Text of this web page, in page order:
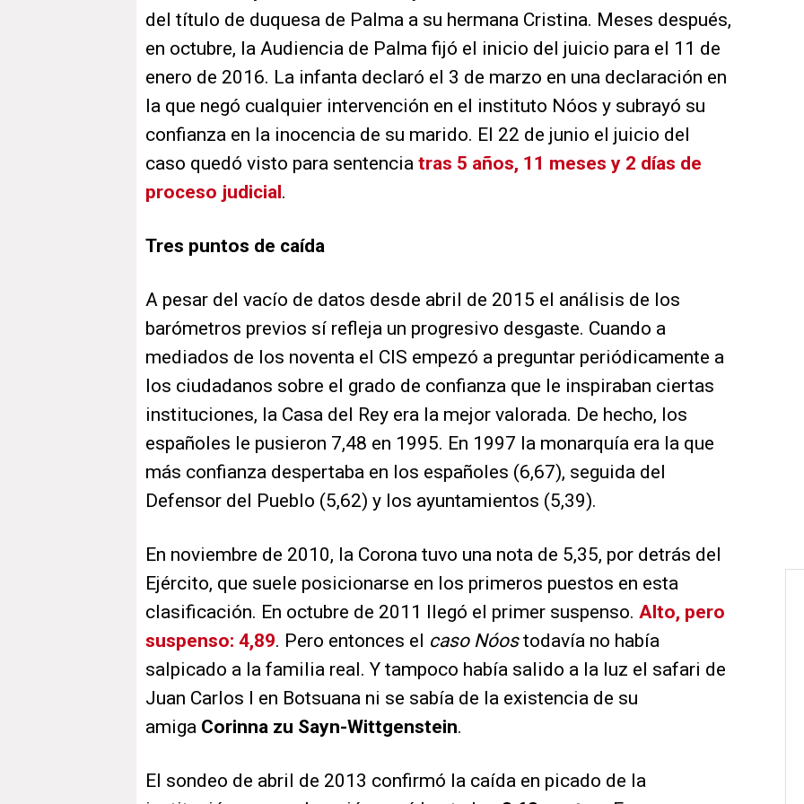
del título de duquesa de Palma a su hermana Cristina. Meses después,
en octubre, la Audiencia de Palma fijó el inicio del juicio para el 11 de
enero de 2016. La infanta declaró el 3 de marzo en una declaración en
la que negó cualquier intervención en el instituto Nóos y subrayó su
confianza en la inocencia de su marido. El 22 de junio el juicio del
caso quedó visto para sentencia tras 5 años, 11 meses y 2 días de
proceso judicial .
Tres puntos de caída
A pesar del vacío de datos desde abril de 2015 el análisis de los
barómetros previos sí refleja un progresivo desgaste. Cuando a
mediados de los noventa el CIS empezó a preguntar periódicamente a
los ciudadanos sobre el grado de confianza que le inspiraban ciertas
instituciones, la Casa del Rey era la mejor valorada. De hecho, los
españoles le pusieron 7,48 en 1995. En 1997 la monarquía era la que
más confianza despertaba en los españoles (6,67), seguida del
Defensor del Pueblo (5,62) y los ayuntamientos (5,39).
En noviembre de 2010, la Corona tuvo una nota de 5,35, por detrás del
Ejército, que suele posicionarse en los primeros puestos en esta
clasificación. En octubre de 2011 llegó el primer suspenso. Alto, pero
suspenso: 4,89. Pero entonces el caso Nóostodavía no había
salpicado a la familia real. Y tampoco había salido a la luz el safari de
Juan Carlos I en Botsuana ni se sabía de la existencia de su
amiga Corinna zu Sayn-Wittgenstein.
El sondeo de abril de 2013 confirmó la caída en picado de la